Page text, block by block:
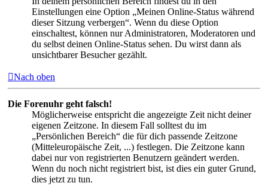
Einstellungen eine Option „Meinen Online-Status während
dieser Sitzung verbergen“. Wenn du diese Option
einschaltest, können nur Administratoren, Moderatoren und
du selbst deinen Online-Status sehen. Du wirst dann als
unsichtbarer Besucher gezählt.
Nach oben
Die Forenuhr geht falsch!
Möglicherweise entspricht die angezeigte Zeit nicht deiner
eigenen Zeitzone. In diesem Fall solltest du im
„Persönlichen Bereich“ die für dich passende Zeitzone
(Mitteleuropäische Zeit, ...) festlegen. Die Zeitzone kann
dabei nur von registrierten Benutzern geändert werden.
Wenn du noch nicht registriert bist, ist dies ein guter Grund,
dies jetzt zu tun.